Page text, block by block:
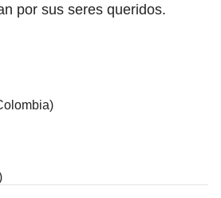
por sus seres queridos.